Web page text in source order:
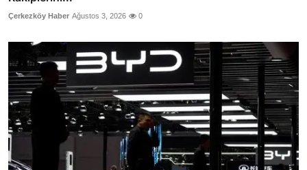
Çerkezköy Haber Ağustos 3, 2026 0